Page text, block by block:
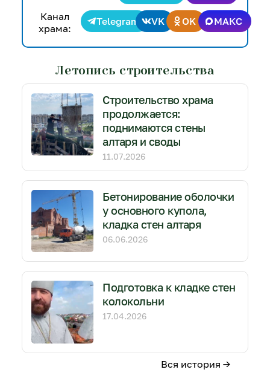
Канал
храма:
Telegram VK OK МАКС
Летопись строительства
Строительство храма
продолжается:
поднимаются стены
алтаря и своды
11.07.2026
Бетонирование оболочки
у основного купола,
кладка стен алтаря
06.06.2026
Подготовка к кладке стен
колокольни
17.04.2026
Вся история →